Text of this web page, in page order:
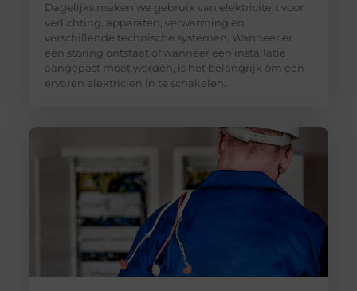
Dagelijks maken we gebruik van elektriciteit voor
verlichting, apparaten, verwarming en
verschillende technische systemen. Wanneer er
een storing ontstaat of wanneer een installatie
aangepast moet worden, is het belangrijk om een
ervaren elektricien in te schakelen.